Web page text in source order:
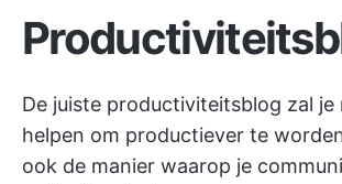
De juiste productiviteitsblog zal je
helpen om productiever te
ook de manier waarop je